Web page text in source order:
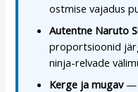
ostmise vajadus
Autentne Naruto
proportsioonid
ninja-relvade
Kerge ja mugav—